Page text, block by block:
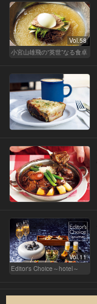
Vol.58
小宮山雄飛の“英世”なる食卓
Vol.11
Editor's Choice～hotel～